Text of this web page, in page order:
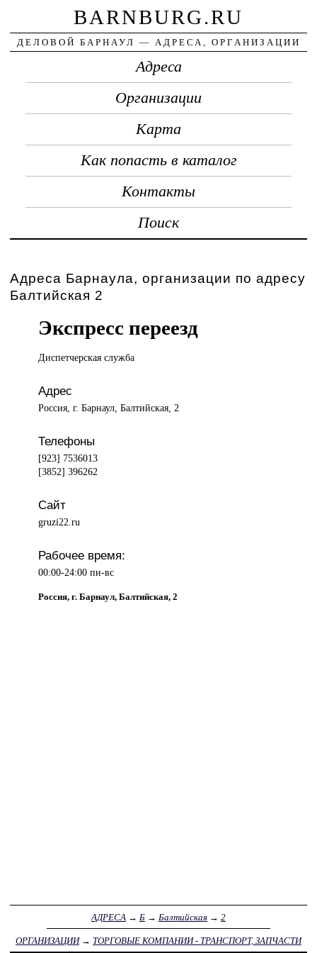
BARNBURG.RU
ДЕЛОВОЙ БАРНАУЛ — АДРЕСА, ОРГАНИЗАЦИИ
Адреса
Организации
Карта
Как попасть в каталог
Контакты
Поиск
Адреса Барнаула, организации по адресу
Балтийская 2
Экспресс переезд
Диспетчерская служба
Адрес
Россия, г. Барнаул, Балтийская, 2
Телефоны
[923] 7536013
[3852] 396262
Сайт
gruzi22.ru
Рабочее время:
00:00-24:00 пн-вс
Россия, г. Барнаул, Балтийская, 2
АДРЕСА → Б → Балтийская → 2
ОРГАНИЗАЦИИ→ ТОРГОВЫЕ КОМПАНИИ - ТРАНСПОРТ, ЗАПЧАСТИ